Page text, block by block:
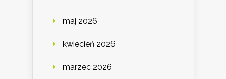
maj 2026
kwiecień 2026
marzec 2026